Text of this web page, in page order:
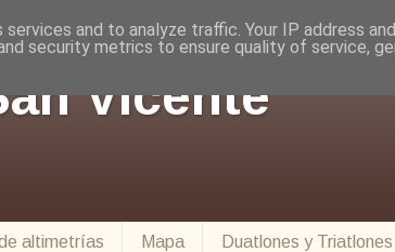
Vicente
altimetrías Mapa Duatlones y Triatlones
and to analyze traffic. Your IP address
security metrics to ensure quality of service,